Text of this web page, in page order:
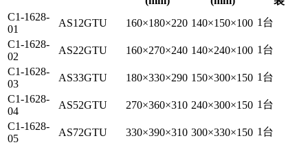
C1-1628-
01
AS12GTU 160×180×220 140×150×100 1台
C1-1628-
02
AS22GTU 160×270×240 140×240×100 1台
C1-1628-
03
AS33GTU 180×330×290 150×300×150 1台
C1-1628-
04
AS52GTU 270×360×310 240×300×150 1台
C1-1628-
05
AS72GTU 330×390×310 300×330×150 1台